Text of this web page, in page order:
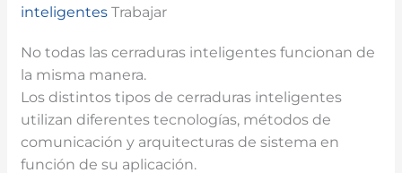
inteligentes Trabajar
No todas las cerraduras inteligentes funcionan de
la misma manera.
Los distintos tipos de cerraduras inteligentes
utilizan diferentes tecnologías, métodos de
comunicación y arquitecturas de sistema en
función de su aplicación.